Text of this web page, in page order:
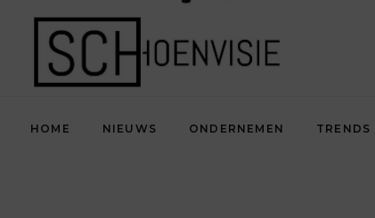
HOME NIEUWS ONDERNEMEN TRENDS